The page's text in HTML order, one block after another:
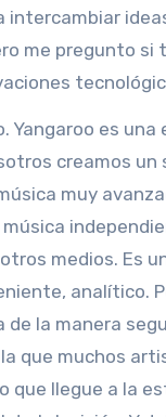
intercambiar
me pregunto si
Yangaroo es una
creamos un
muy
medios. Es
analítico.
de la manera
que muchos
que llegue a la